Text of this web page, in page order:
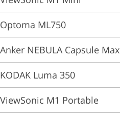
Optoma ML750
Anker NEBULA Capsule Max
KODAK Luma 350
ViewSonic M1 Portable